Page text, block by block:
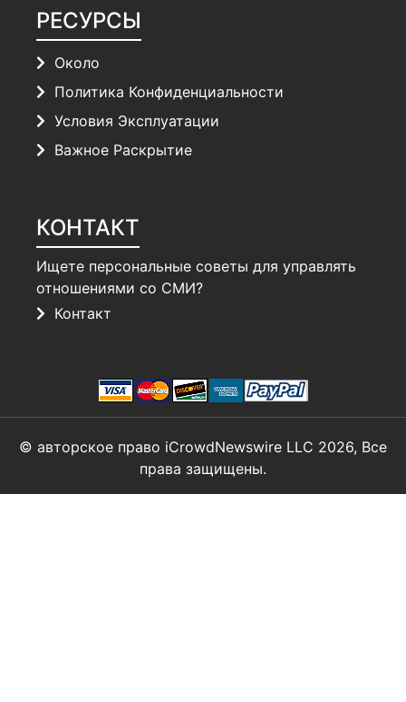
РЕСУРСЫ
Около
Политика Конфиденциальности
Условия Эксплуатации
Важное Раскрытие
КОНТАКТ
Ищете персональные советы для управлять
отношениями со СМИ?
Контакт
© авторское право iCrowdNewswire LLC 2026, Все
права защищены.